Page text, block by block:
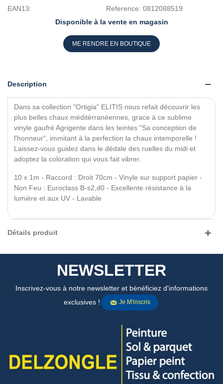
EAN13: Reference: 0812088519
Disponible à la vente en magasin
ME RENDRE EN BOUTIQUE
Description
Dans sa collection "Ortigia" ELITIS nous refait découvrir les
plus belles chaux méditérranéennes, grace à ce sublime
vinyle gaufré Agrigente dans les teintes "Sa conception de
l'honneur", immitant à la perfection la chaux intemporelle !
Laissez-vous guidez dans le dédale des ruelles du midi et
adoptez la coloration qui vous fait vibrer.
10 x 1m - Raccord : Droit 70cm - Vinyle sur support papier -
Non Feu : Euroclass B-s2,d0 - Excellente résistance à la
lumière et aux UV - Lavable
Détails produit
NEWSLETTER
Inscrivez-vous à notre newsletter et bénéficiez d'informations
exclusives !
Je M'inscris